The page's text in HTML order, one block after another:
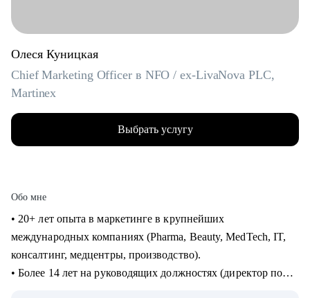
Олеся Куницкая
Chief Marketing Officer в NFO / ex-LivaNova PLC,
Martinex
Выбрать услугу
Обо мне
• 20+ лет опыта в маркетинге в крупнейших
международных компаниях (Pharma, Beauty, MedTech, IT,
консалтинг, медцентры, производство).
• Более 14 лет на руководящих должностях (директор по